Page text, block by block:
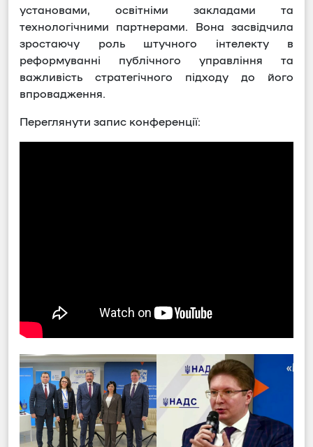
установами, освітніми закладами та
технологічними партнерами. Вона засвідчила
зростаючу роль штучного інтелекту в
реформуванні публічного управління та
важливість стратегічного підходу до його
впровадження.
Переглянути запис конференції: